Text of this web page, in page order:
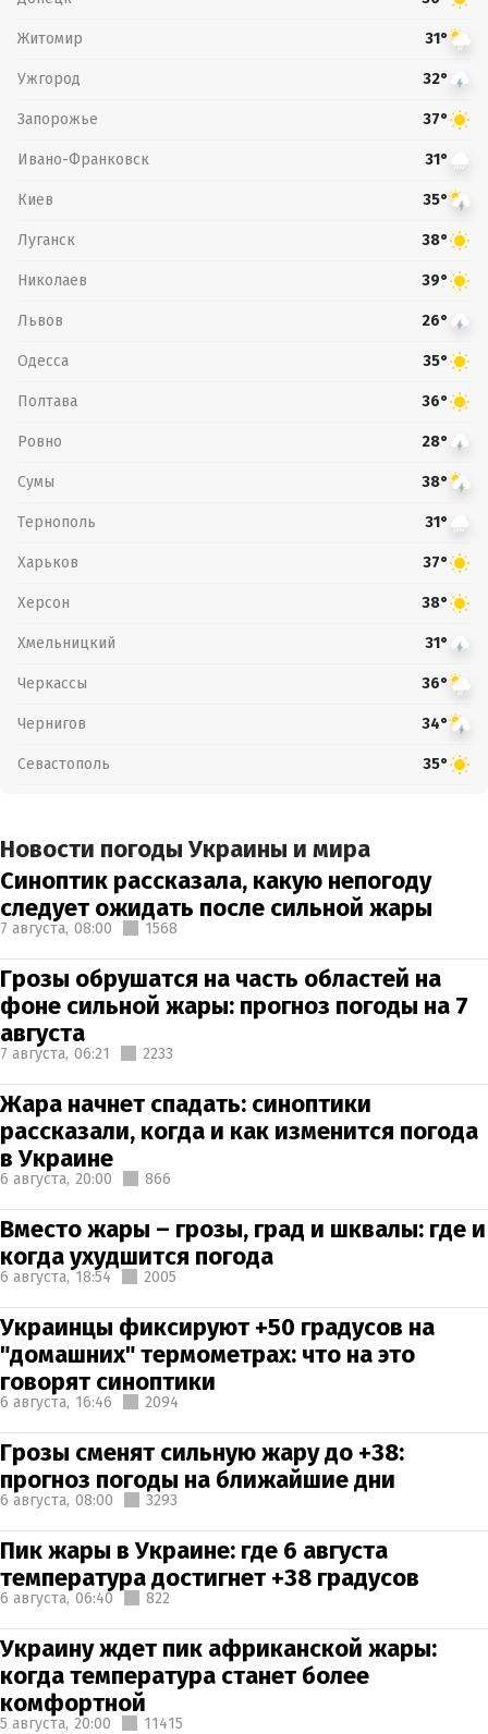
Житомир 31°
Ужгород 32°
Запорожье 37°
Ивано-Франковск 31°
Киев 35°
Луганск 38°
Николаев 39°
Львов 26°
Одесса 35°
Полтава 36°
Ровно 28°
Сумы 38°
Тернополь 31°
Харьков 37°
Херсон 38°
Хмельницкий 31°
Черкассы 36°
Чернигов 34°
Севастополь 35°
Новости погоды Украины и мира
Синоптик рассказала, какую непогоду
следует ожидать после сильной жары
7 августа, 08:00 1568
Грозы обрушатся на часть областей на
фоне сильной жары: прогноз погоды на 7
августа
7 августа, 06:21 2233
Жара начнет спадать: синоптики
рассказали, когда и как изменится погода
в Украине
6 августа, 20:00 866
Вместо жары – грозы, град и шквалы: где и
когда ухудшится погода
6 августа, 18:54 2005
Украинцы фиксируют +50 градусов на
"домашних" термометрах: что на это
говорят синоптики
6 августа, 16:46 2094
Грозы сменят сильную жару до +38:
прогноз погоды на ближайшие дни
6 августа, 08:00 3293
Пик жары в Украине: где 6 августа
температура достигнет +38 градусов
6 августа, 06:40 822
Украину ждет пик африканской жары:
когда температура станет более
комфортной
5 августа, 20:00 11415